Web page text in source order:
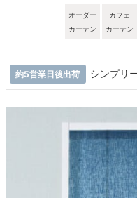
オーダー
カーテン
カフェ
カーテン
約5営業日後出荷 シンプリ